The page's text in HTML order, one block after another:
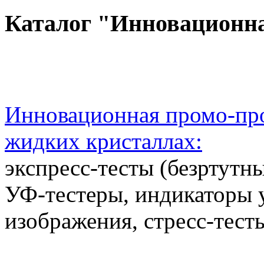
Каталог
Инновационная промо-
жидких кристаллах:
экспресс-тесты
УФ-тестеры, индикаторы
изображения, стресс-